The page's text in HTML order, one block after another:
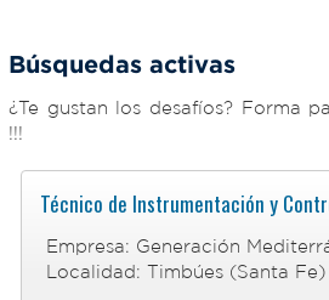
Búsquedas activas
¿Te gustan los desafíos? Forma
!!!
Técnico de Instrumentación y
Empresa: Generación
Localidad: Timbúes (Santa Fe)